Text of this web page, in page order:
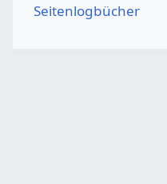
Seitenlogbücher